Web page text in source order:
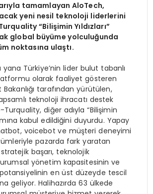
tamamlayan AloTech,
yeni nesil teknoloji liderlerini
“Bilişimin Yıldızları”
global büyüme yolculuğunda
noktasına ulaştı.
yana Türkiye’nin lider bulut tabanlı
olarak faaliyet gösteren
tarafından yürütülen,
teknoloji ihracatı destek
diğer adıyla “Bilişimin
kabul edildiğini duyurdu. Yapay
voicebot ve müşteri deneyimi
pazarda fark yaratan
başarı, teknolojik
yönetim kapasitesinin ve
en üst düzeyde tescil
geliyor. Halihazırda 63 ülkede